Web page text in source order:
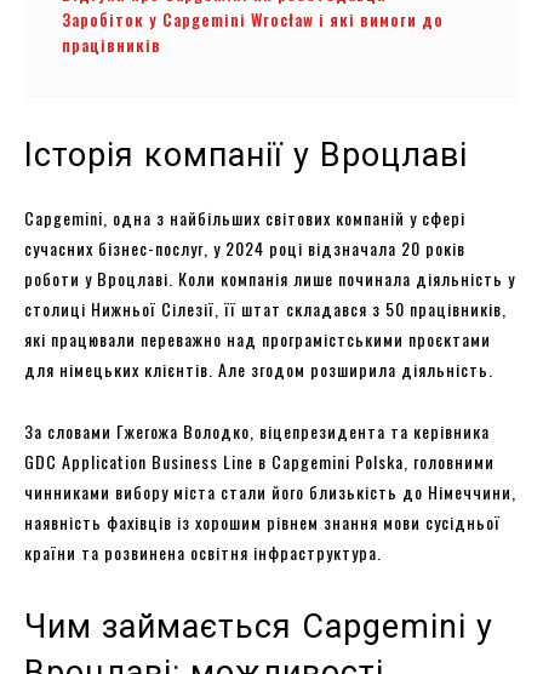
Заробіток у Capgemini Wrocław і які вимоги до
працівників
Історія компанії у Вроцлаві
Capgemini, одна з найбільших світових компаній у сфері
сучасних бізнес-послуг, у 2024 році відзначала 20 років
роботи у Вроцлаві. Коли компанія лише починала діяльність у
столиці Нижньої Сілезії, її штат складався з 50 працівників,
які працювали переважно над програмістськими проєктами
для німецьких клієнтів. Але згодом розширила діяльність.
За словами Гжегожа Володко, віцепрезидента та керівника
GDC Application Business Line в Capgemini Polska, головними
чинниками вибору міста стали його близькість до Німеччини,
наявність фахівців із хорошим рівнем знання мови сусідньої
країни та розвинена освітня інфраструктура.
Чим займається Capgemini у